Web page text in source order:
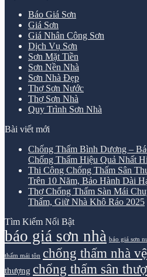
Báo Giá Sơn
Giá Sơn
Giá Nhân Công Sơn
Dịch Vụ Sơn
Sơn Mặt Tiền
Sơn Nền Nhà
Sơn Nhà Đẹp
Thợ Sơn Nước
Thợ Sơn Nhà
Quy Trình Sơn Nhà
Bài viết mới
Chống Thấm Bình Dương –
Chống Thấm Hiệu Quả Nhất
Thi Công Chống Thấm Sân
Trên 10 Năm, Bảo Hành Dài
Thợ Chống Thấm Sàn Mái
Thấm, Giữ Nhà Khô Ráo 2025
Tìm Kiếm Nổi Bật
báo giá sơn nhà báo giá sơn
thấm mái tôn chống thấm nhà
thượng chống thấm sân